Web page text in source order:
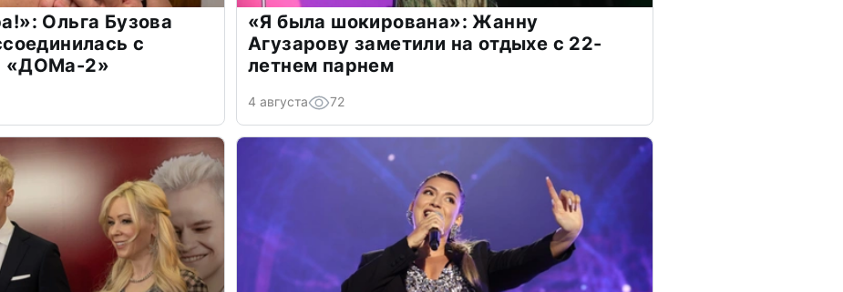
Ольга Бузова
с
«ДОМа-2»
«Я была шокирована»: Жанну
Агузарову заметили на отдыхе с 22-
летнем парнем
4 августа 72